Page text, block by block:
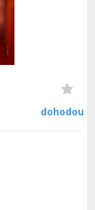
dohodou